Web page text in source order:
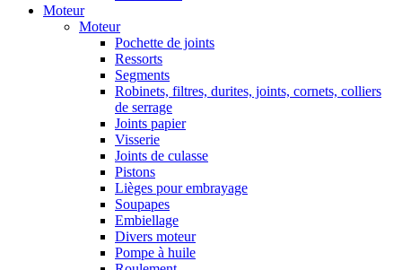
Moteur
Moteur
Pochette de joints
Ressorts
Segments
Robinets, filtres, durites, joints, cornets, colliers
de serrage
Joints papier
Visserie
Joints de culasse
Pistons
Lièges pour embrayage
Soupapes
Embiellage
Divers moteur
Pompe à huile